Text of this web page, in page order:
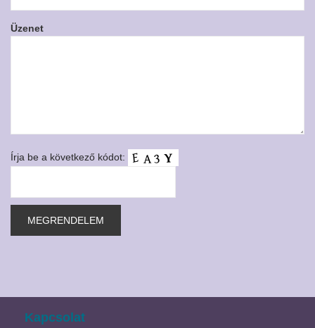
Üzenet
Írja be a következő kódot:
Kapcsolat